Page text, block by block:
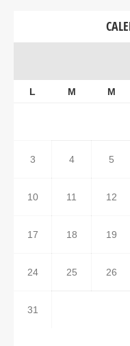
L M M
3 4 5
10 11 12
17 18 19
24 25 26
31